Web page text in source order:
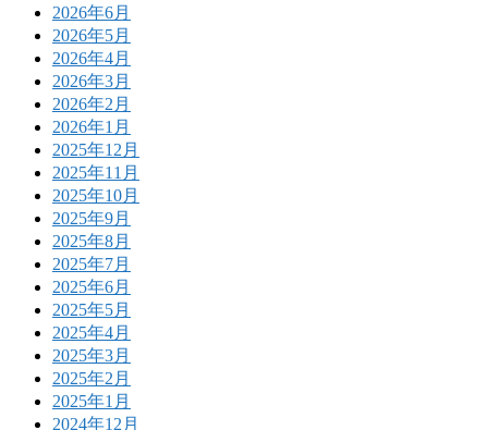
2026年6月
2026年5月
2026年4月
2026年3月
2026年2月
2026年1月
2025年12月
2025年11月
2025年10月
2025年9月
2025年8月
2025年7月
2025年6月
2025年5月
2025年4月
2025年3月
2025年2月
2025年1月
2024年12月